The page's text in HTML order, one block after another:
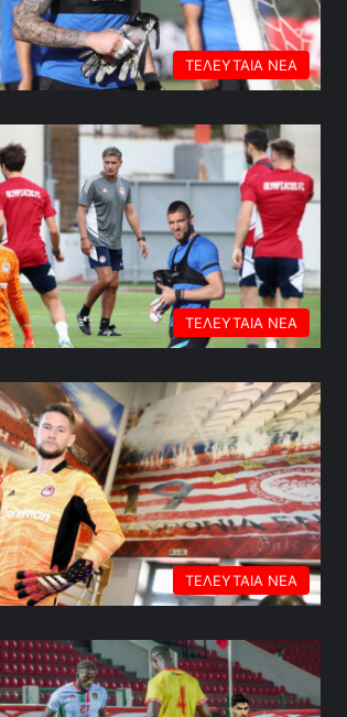
ΤΕΛΕΥΤΑΙΑ ΝΕΑ
ΤΕΛΕΥΤΑΙΑ ΝΕΑ
ΤΕΛΕΥΤΑΙΑ ΝΕΑ